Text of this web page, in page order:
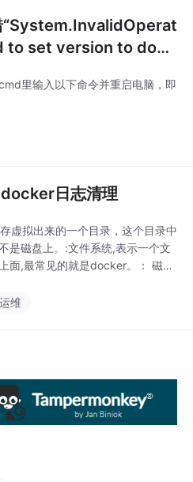
to set version to dock
里输入以下命令并重启电脑，即
日志清理
虚拟出来的一个目录，这个目录中
是磁盘上。:文件系统,表示一个文
面,最常见的就是docker。： 磁盘
有容器使用Docker镜像都删掉。d
维